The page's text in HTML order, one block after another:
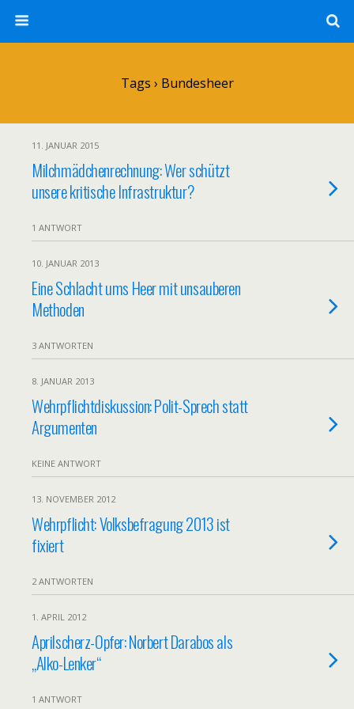
Tags › Bundesheer
11. JANUAR 2015
Milchmädchenrechnung: Wer schützt
unsere kritische Infrastruktur?
1 ANTWORT
10. JANUAR 2013
Eine Schlacht ums Heer mit unsauberen
Methoden
3 ANTWORTEN
8. JANUAR 2013
Wehrpflichtdiskussion: Polit-Sprech statt
Argumenten
KEINE ANTWORT
13. NOVEMBER 2012
Wehrpflicht: Volksbefragung 2013 ist
fixiert
2 ANTWORTEN
1. APRIL 2012
Aprilscherz-Opfer: Norbert Darabos als
„Alko-Lenker“
1 ANTWORT